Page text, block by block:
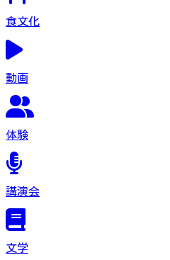
食文化
動画
体験
講演会
文学